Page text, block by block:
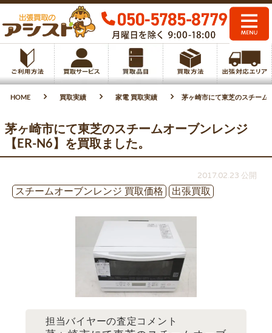
HOME 買取実績 家電 買取実績 茅ヶ崎市にて東芝のスチーム
茅ヶ崎市にて東芝のスチームオーブンレンジ
【ER-N6】を買取ました。
2017.02.23 公開
スチームオーブンレンジ 買取価格
出張買取
担当バイヤーの査定コメント